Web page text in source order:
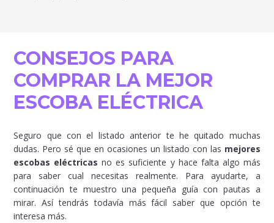
CONSEJOS PARA
COMPRAR LA MEJOR
ESCOBA ELÉCTRICA
Seguro que con el listado anterior te he quitado muchas
dudas. Pero sé que en ocasiones un listado con las mejores
escobas eléctricas no es suficiente y hace falta algo más
para saber cual necesitas realmente. Para ayudarte, a
continuación te muestro una pequeña guía con pautas a
mirar. Así tendrás todavía más fácil saber que opción te
interesa más.